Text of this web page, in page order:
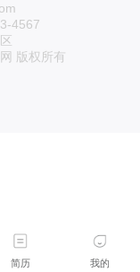
4567
版权所有
简历 我的